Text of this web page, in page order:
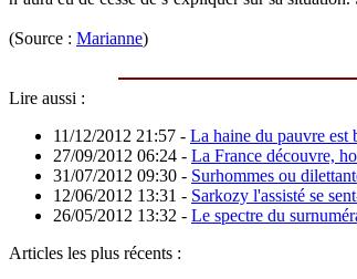
(Source : Marianne)
Lire aussi :
11/12/2012 21:57 - La haine du pauvre est
27/09/2012 06:24 - La France découvre,
31/07/2012 09:30 - Surhommes ou
12/06/2012 13:31 - Sarkozy l'assisté se
26/05/2012 13:32 - Le spectre du
Articles les plus récents :